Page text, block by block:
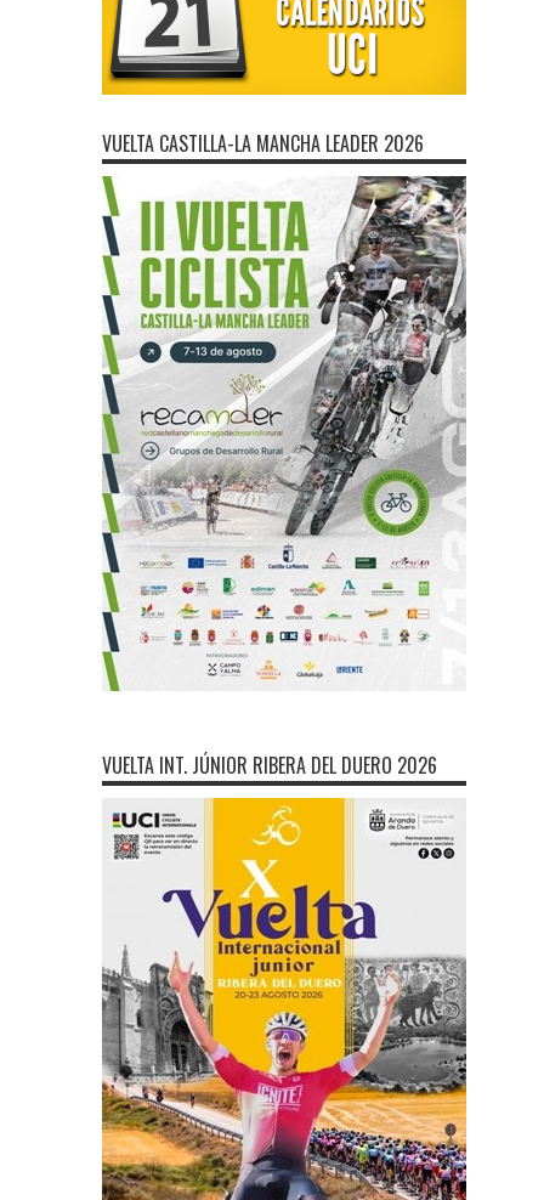
VUELTA CASTILLA-LA MANCHA LEADER 2026
VUELTA INT. JÚNIOR RIBERA DEL DUERO 2026